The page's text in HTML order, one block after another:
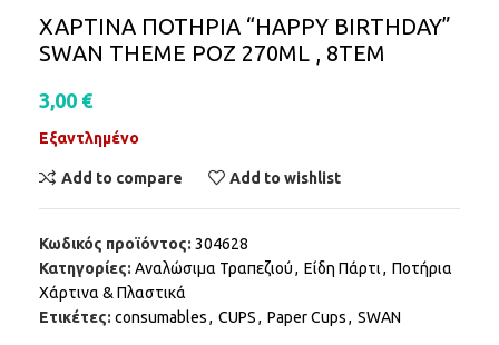
ΧΑΡΤΙΝΑ ΠΟΤΗΡΙΑ “HAPPY BIRTHDAY”
SWAN THEME ΡΟΖ 270ML , 8ΤΕΜ
3,00 €
Εξαντλημένο
Add to compare Add to wishlist
Κωδικός προϊόντος: 304628
Κατηγορίες: Αναλώσιμα Τραπεζιού, Είδη Πάρτι, Ποτήρια
Χάρτινα & Πλαστικά
Ετικέτες: consumables, CUPS, Paper Cups, SWAN